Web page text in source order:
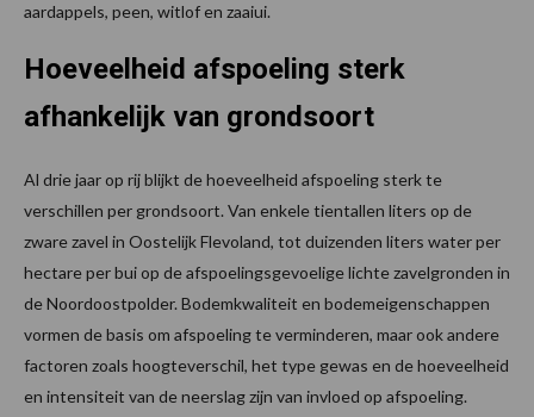
aardappels, peen, witlof en zaaiui.
Hoeveelheid afspoeling sterk
afhankelijk van grondsoort
Al drie jaar op rij blijkt de hoeveelheid afspoeling sterk te
verschillen per grondsoort. Van enkele tientallen liters op de
zware zavel in Oostelijk Flevoland, tot duizenden liters water per
hectare per bui op de afspoelingsgevoelige lichte zavelgronden in
de Noordoostpolder. Bodemkwaliteit en bodemeigenschappen
vormen de basis om afspoeling te verminderen, maar ook andere
factoren zoals hoogteverschil, het type gewas en de hoeveelheid
en intensiteit van de neerslag zijn van invloed op afspoeling.